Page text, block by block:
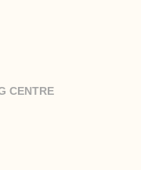
CENTRE